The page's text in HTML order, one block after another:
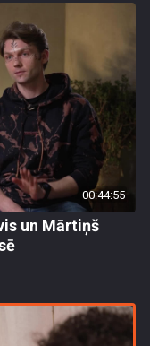
00:44:55
un Mārtiņš